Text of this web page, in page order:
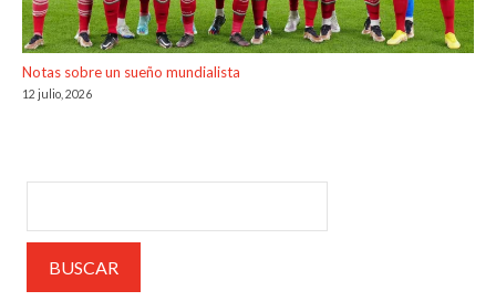
Notas sobre un sueño mundialista
12 julio, 2026